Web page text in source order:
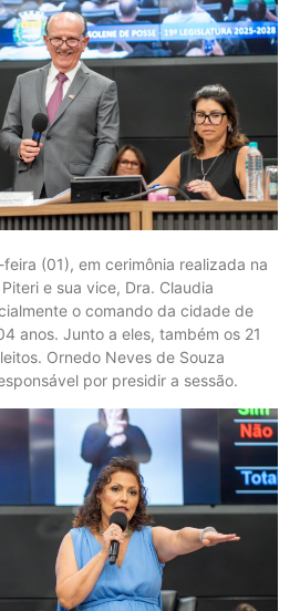
(01), em cerimônia realizada na
e sua vice, Dra. Claudia
o comando da cidade de
anos. Junto a eles, também os 21
Ornedo Neves de Souza
por presidir a sessão.